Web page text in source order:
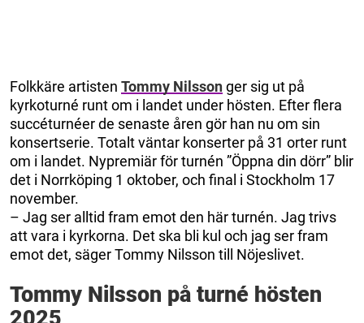
Folkkäre artisten Tommy Nilssonger sig ut på
kyrkoturné runt om i landet under hösten. Efter flera
succéturnéer de senaste åren gör han nu om sin
konsertserie. Totalt väntar konserter på 31 orter runt
om i landet. Nypremiär för turnén ”Öppna din dörr” blir
det i Norrköping 1 oktober, och final i Stockholm 17
november.
– Jag ser alltid fram emot den här turnén. Jag trivs
att vara i kyrkorna. Det ska bli kul och jag ser fram
emot det, säger Tommy Nilsson till Nöjeslivet.
Tommy Nilsson på turné hösten